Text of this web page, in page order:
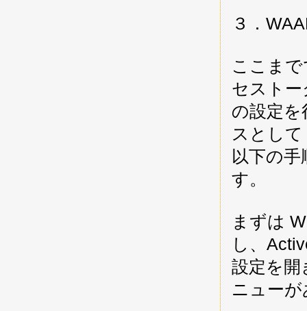
３．
ここま
セスト
の設定を
スとし
以下の
す。
まずは
し、
設定を
ニュー